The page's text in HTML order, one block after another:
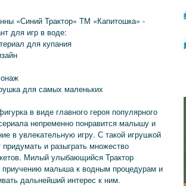
«Синий Трактор» ТМ «Капитошка» -
для игр в воде:
для купания
для самых маленьких
в виде главного героя популярного
непременно понравится малышу и
в увлекательную игру. С такой игрушкой
и разыграть множество
Милый улыбающийся Трактор
приучению малыша к водным процедурам и
дальнейший интерес к ним.